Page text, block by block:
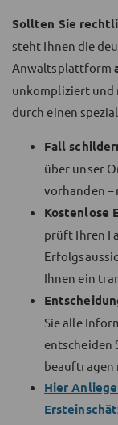
Sollten Sie
steht Ihnen die
Anwaltsplattform
unkompliziert und
durch einen
Fall
über unser
vorhanden –
Kostenlose
prüft Ihren
Ihnen ein
Sie alle
entscheiden
beauftragen
Hier